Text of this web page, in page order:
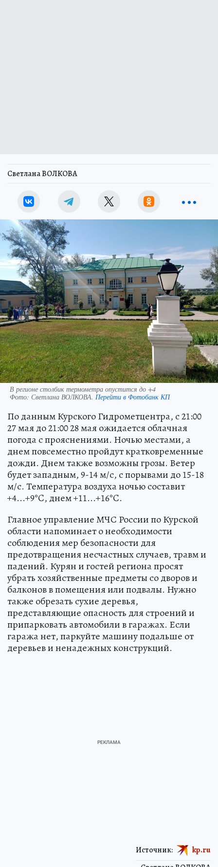
Светлана ВОЛКОВА
В регионе столбик термометра опустится до +4
Фото: Светлана ВОЛКОВА. Перейти в Фотобанк КП
По данным Курского Гидрометцентра, с 21:00
27 мая до 21:00 28 мая ожидается облачная
погода с прояснениями. Ночью местами, а
днем повсеместно пройдут кратковременные
дожди. Днем также возможны грозы. Ветер
будет западным, 9-14 м/с, с порывами до 15-18
м/с. Температура воздуха ночью составит
+4...+9°C, днем +11...+16°C.
Главное управление МЧС России по Курской
области напоминает о необходимости
соблюдения мер безопасности для
предотвращения несчастных случаев, травм и
падений. Курян и гостей региона просят
убрать хозяйственные предметы со дворов и
балконов в помещения или подвалы. Нужно
также обрезать сухие деревья,
представляющие опасность для строений и
припарковать автомобили в гаражах. Если
гаража нет, паркуйте машину подальше от
деревьев и ненадежных конструкций.
Источник: kp.ru